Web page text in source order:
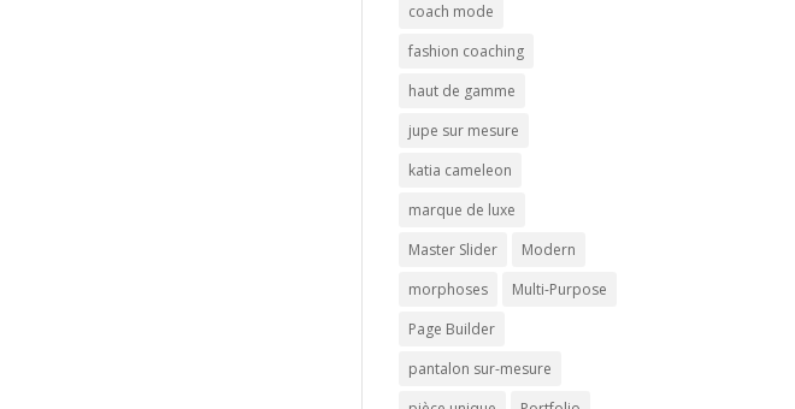
coach mode
fashion coaching
haut de gamme
jupe sur mesure
katia cameleon
marque de luxe
Master Slider
Modern
morphoses
Multi-Purpose
Page Builder
pantalon sur-mesure